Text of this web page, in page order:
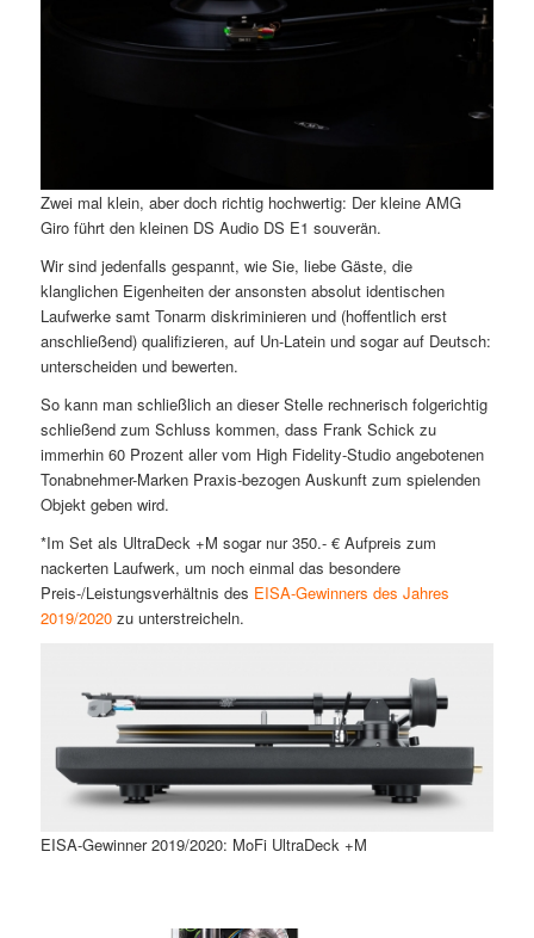
Zwei mal klein, aber doch richtig hochwertig: Der kleine AMG
Giro führt den kleinen DS Audio DS E1 souverän.
Wir sind jedenfalls gespannt, wie Sie, liebe Gäste, die
klanglichen Eigenheiten der ansonsten absolut identischen
Laufwerke samt Tonarm diskriminieren und (hoffentlich erst
anschließend) qualifizieren, auf Un-Latein und sogar auf Deutsch:
unterscheiden und bewerten.
So kann man schließlich an dieser Stelle rechnerisch folgerichtig
schließend zum Schluss kommen, dass Frank Schick zu
immerhin 60 Prozent aller vom High Fidelity-Studio angebotenen
Tonabnehmer-Marken Praxis-bezogen Auskunft zum spielenden
Objekt geben wird.
*Im Set als UltraDeck +M sogar nur 350.- € Aufpreis zum
nackerten Laufwerk, um noch einmal das besondere
Preis-/Leistungsverhältnis des EISA-Gewinners des Jahres
2019/2020zu unterstreicheln.
EISA-Gewinner 2019/2020: MoFi UltraDeck +M